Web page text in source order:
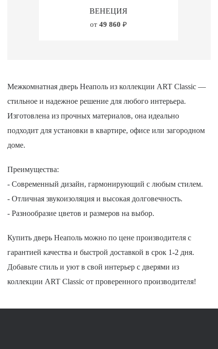
ВЕНЕЦИЯ
от 49 860 ₽
Межкомнатная дверь Неаполь из коллекции ART Classic —
стильное и надежное решение для любого интерьера.
Изготовлена из прочных материалов, она идеально
подходит для установки в квартире, офисе или загородном
доме.
Преимущества:
- Современный дизайн, гармонирующий с любым стилем.
- Отличная звукоизоляция и высокая долговечность.
- Разнообразие цветов и размеров на выбор.
Купить дверь Неаполь можно по цене производителя с
гарантией качества и быстрой доставкой в срок 1-2 дня.
Добавьте стиль и уют в свой интерьер с дверями из
коллекции ART Classic от проверенного производителя!